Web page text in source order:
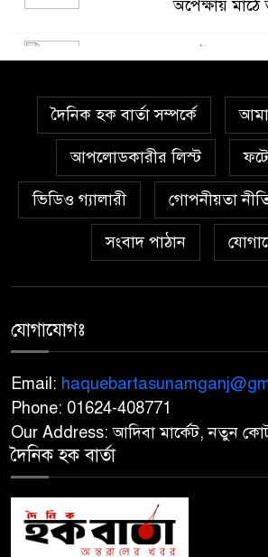
অপেক্ষায়
স্বেচ্ছাসেবক
‎সিলেট রেঞ্জের
নির্বাচিত
আমিনুল
‎১১ দলীয়
ঘিরে
ঘিরে বিতর্ক:
ইসলামের পরিবর্তে তারেক রহমানকে
৮
জুলাই
৯
দৈনিক হক বার্তা সম্পর্কে
আপলোডকারীর লিস্ট
ভিডিও গ্যালারী গোপনীয়তা
সংবাদ পাঠান
যোগাযোগঃ
Email:
Phone: 01624-408771
Our Address: আদিবা মার্কেট, নতুন
দৈনিক হক বার্তা